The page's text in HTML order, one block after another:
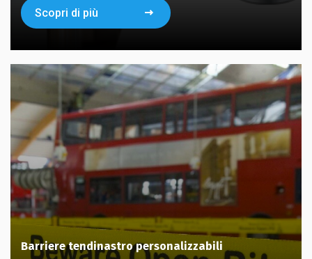
Scopri di più
Barriere tendinastro personalizzabili